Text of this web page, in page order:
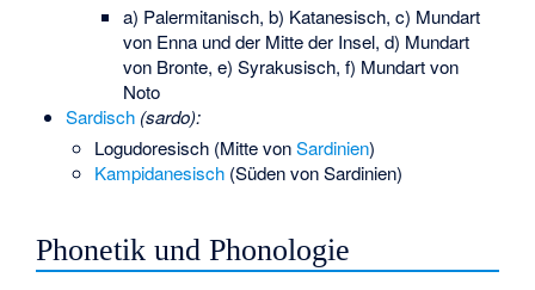
a) Palermitanisch, b) Katanesisch, c) Mundart
von Enna und der Mitte der Insel, d) Mundart
von Bronte, e) Syrakusisch, f) Mundart von
Noto
Sardisch (sardo):
Logudoresisch (Mitte vonSardinien)
Kampidanesisch (Süden von Sardinien)
Phonetik und Phonologie